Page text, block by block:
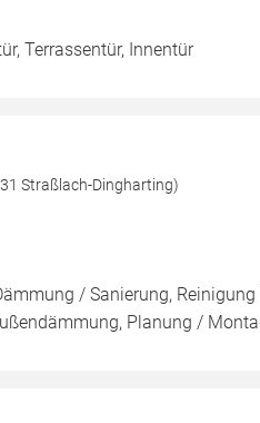
Terrassentür, Innentür
Straßlach-Dingharting)
/ Sanierung,
Planung /